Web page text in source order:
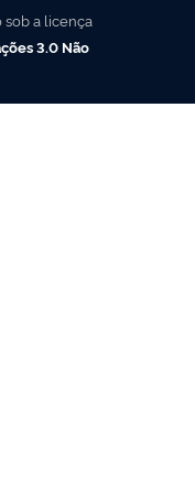
a licença
3.0 Não